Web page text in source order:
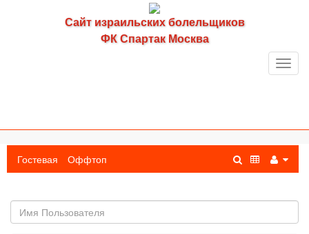
Сайт израильских болельщиков
ФК Спартак Москва
Гостевая Оффтоп
пользователя